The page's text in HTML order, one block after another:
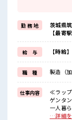
出勤日は寮住まい
《稼ぎたい人必見
高時給×残業20
頑張った分しっ
《未経験の方も大
経験がなくて不安
担当者がしっかり
2週間～最大1か月
■職場の雰囲気
しっかり休める休
オンオフの切替
職場にはロッカー
勤 務 地
茨城県
【最寄
給 与 【時給
職 種 製造（
仕事内容
≪ラップ
ゲンタンと
一人暮らしス
お仕事
…詳細を